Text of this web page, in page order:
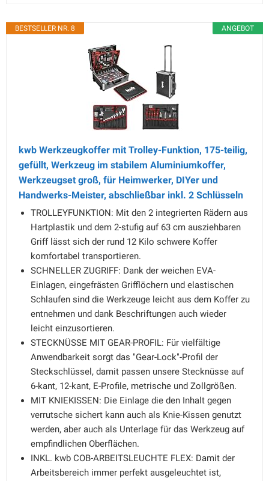
ANGEBOT
BESTSELLER NR. 8
kwb Werkzeugkoffer mit Trolley-Funktion, 175-teilig,
gefüllt, Werkzeug im stabilem Aluminiumkoffer,
Werkzeugset groß, für Heimwerker, DIYer und
Handwerks-Meister, abschließbar inkl. 2 Schlüsseln
TROLLEYFUNKTION: Mit den 2 integrierten Rädern aus
Hartplastik und dem 2-stufig auf 63 cm ausziehbaren
Griff lässt sich der rund 12 Kilo schwere Koffer
komfortabel transportieren.
SCHNELLER ZUGRIFF: Dank der weichen EVA-
Einlagen, eingefrästen Grifflöchern und elastischen
Schlaufen sind die Werkzeuge leicht aus dem Koffer zu
entnehmen und dank Beschriftungen auch wieder
leicht einzusortieren.
STECKNÜSSE MIT GEAR-PROFIL: Für vielfältige
Anwendbarkeit sorgt das "Gear-Lock"-Profil der
Steckschlüssel, damit passen unsere Stecknüsse auf
6-kant, 12-kant, E-Profile, metrische und Zollgrößen.
MIT KNIEKISSEN: Die Einlage die den Inhalt gegen
verrutsche sichert kann auch als Knie-Kissen genutzt
werden, aber auch als Unterlage für das Werkzeug auf
empfindlichen Oberflächen.
INKL. kwb COB-ARBEITSLEUCHTE FLEX: Damit der
Arbeitsbereich immer perfekt ausgeleuchtet ist,